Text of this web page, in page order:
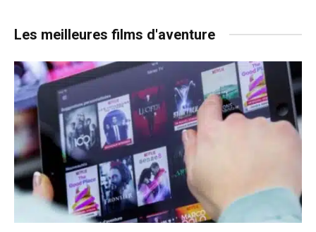
Les meilleures films d'aventure